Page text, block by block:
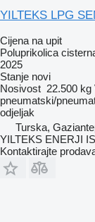
YILTEKS LPG
Cijena na upit
Poluprikolica
2025
Stanje novi
Nosivost 22.500 kg
pneumatski/
odjeljak
Turska,
YILTEKS ENERJI
Kontaktirajte